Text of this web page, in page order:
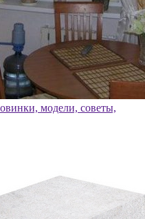
модели, советы,